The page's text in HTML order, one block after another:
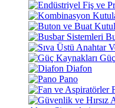
Diafon
Pano